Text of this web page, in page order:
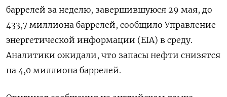
баррелей за неделю, завершившуюся 29 мая, до
433,7 миллиона ​баррелей, сообщило Управление
⁠энергетической информации (EIA) в среду.
Аналитики ожидали, что запасы нефти ‌снизятся
на 4,0 миллиона баррелей.